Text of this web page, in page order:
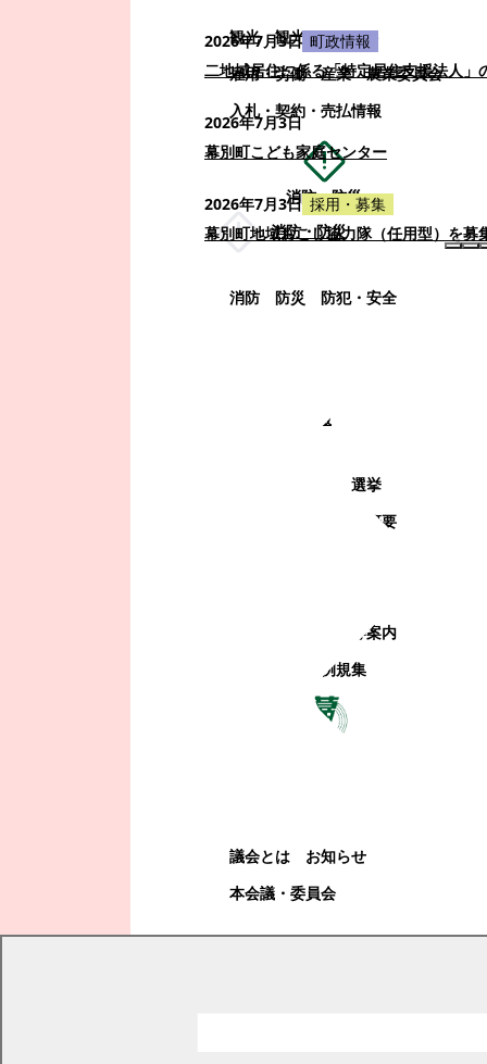
観光
観光・イベント
雇用・労働
産業
農業委員会
入札・契約・売払情報
消防・防災
消防・防災
消防 防災 防犯・安全
町政情報
選挙
町の概要
観光地・公共施設等案内
電子掲示場・例規集
議会とは
お知らせ
本会議・委員会
2026年7月3日 町政情報
二地域居住に係る「特定居住支援法人」
2026年7月3日
幕別町こども家庭センター
2026年7月3日 採用・募集
幕別町地域おこし協力隊（任用型）を募